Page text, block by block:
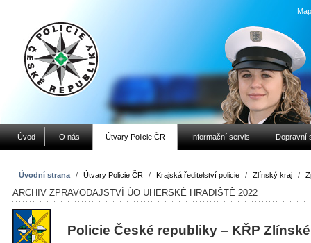
Úvod O nás Útvary Policie ČR Informační servis Dopravní
Úvodní strana / Útvary Policie ČR / Krajská ředitelství policie / Zlínský kraj /
ARCHIV ZPRAVODAJSTVÍ ÚO UHERSKÉ HRADIŠTĚ 2022
Policie České republiky – KŘP